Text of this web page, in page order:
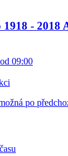
- 2018
09:00
po